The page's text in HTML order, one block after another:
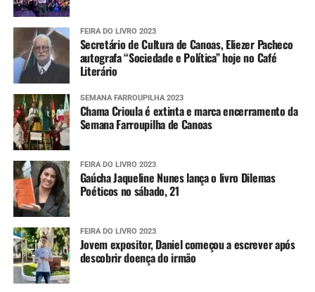
FEIRA DO LIVRO 2023
Secretário de Cultura de Canoas, Eliezer Pacheco
autografa “Sociedade e Política” hoje no Café
Literário
SEMANA FARROUPILHA 2023
Chama Crioula é extinta e marca encerramento da
Semana Farroupilha de Canoas
FEIRA DO LIVRO 2023
Gaúcha Jaqueline Nunes lança o livro Dilemas
Poéticos no sábado, 21
FEIRA DO LIVRO 2023
Jovem expositor, Daniel começou a escrever após
descobrir doença do irmão